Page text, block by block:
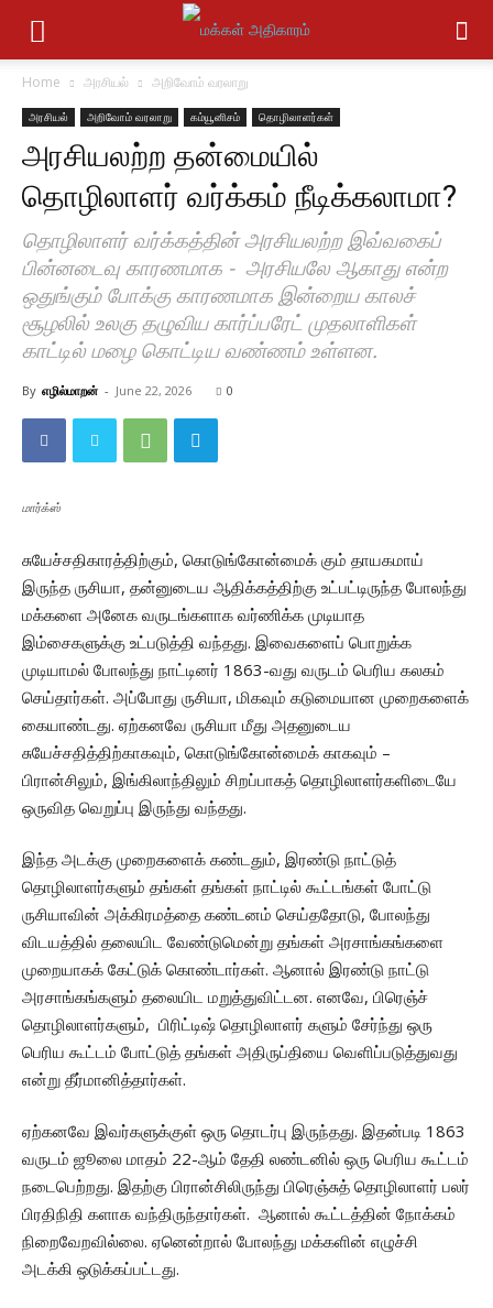
Home அரசியல் அறிவோம் வரலாறு
அரசியல் அறிவோம் வரலாறு கம்யூனிசம் தொழிலாளர்கள்
அரசியலற்ற தன்மையில்
தொழிலாளர் வர்க்கம் நீடிக்கலாமா?
தொழிலாளர் வர்க்கத்தின் அரசியலற்ற இவ்வகைப்
பின்னடைவு காரணமாக - அரசியலே ஆகாது என்ற
ஒதுங்கும் போக்கு காரணமாக இன்றைய காலச்
சூழலில் உலகு தழுவிய கார்ப்பரேட் முதலாளிகள்
காட்டில் மழை கொட்டிய வண்ணம் உள்ளன.
By எழில்மாறன் - June 22, 2026 0
மார்க்ஸ்
சுயேச்சதிகாரத்திற்கும், கொடுங்கோன்மைக் கும் தாயகமாய்
இருந்த ருசியா, தன்னுடைய ஆதிக்கத்திற்கு உட்பட்டிருந்த போலந்து
மக்களை அனேக வருடங்களாக வர்ணிக்க முடியாத
இம்சைகளுக்கு உட்படுத்தி வந்தது. இவைகளைப் பொறுக்க
முடியாமல் போலந்து நாட்டினர் 1863-வது வருடம் பெரிய கலகம்
செய்தார்கள். அப்போது ருசியா, மிகவும் கடுமையான முறைகளைக்
கையாண்டது. ஏற்கனவே ருசியா மீது அதனுடைய
சுயேச்சதித்திற்காகவும், கொடுங்கோன்மைக் காகவும் –
பிரான்சிலும், இங்கிலாந்திலும் சிறப்பாகத் தொழிலாளர்களிடையே
ஒருவித வெறுப்பு இருந்து வந்தது.
இந்த அடக்கு முறைகளைக் கண்டதும், இரண்டு நாட்டுத்
தொழிலாளர்களும் தங்கள் தங்கள் நாட்டில் கூட்டங்கள் போட்டு
ருசியாவின் அக்கிரமத்தை கண்டனம் செய்ததோடு, போலந்து
விடயத்தில் தலையிட வேண்டுமென்று தங்கள் அரசாங்கங்களை
முறையாகக் கேட்டுக் கொண்டார்கள். ஆனால் இரண்டு நாட்டு
அரசாங்கங்களும் தலையிட மறுத்துவிட்டன. எனவே, பிரெஞ்ச்
தொழிலாளர்களும், பிரிட்டிஷ் தொழிலாளர் களும் சேர்ந்து ஒரு
பெரிய கூட்டம் போட்டுத் தங்கள் அதிருப்தியை வெளிப்படுத்துவது
என்று தீர்மானித்தார்கள்.
ஏற்கனவே இவர்களுக்குள் ஒரு தொடர்பு இருந்தது. இதன்படி 1863
வருடம் ஜூலை மாதம் 22-ஆம் தேதி லண்டனில் ஒரு பெரிய கூட்டம்
நடைபெற்றது. இதற்கு பிரான்சிலிருந்து பிரெஞ்சுத் தொழிலாளர் பலர்
பிரதிநிதி களாக வந்திருந்தார்கள். ஆனால் கூட்டத்தின் நோக்கம்
நிறைவேறவில்லை. ஏனென்றால் போலந்து மக்களின் எழுச்சி
அடக்கி ஒடுக்கப்பட்டது.